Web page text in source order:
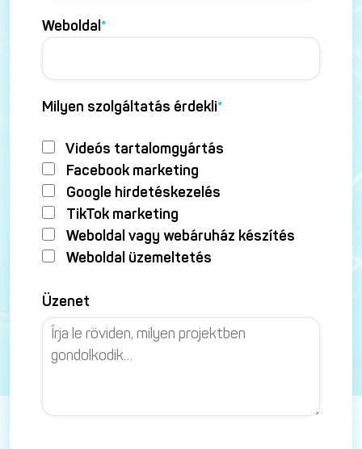
Weboldal *
Milyen szolgáltatás érdekli*
Videós tartalomgyártás
Facebook marketing
Google hirdetéskezelés
TikTok marketing
Weboldal vagy webáruház készítés
Weboldal üzemeltetés
Üzenet